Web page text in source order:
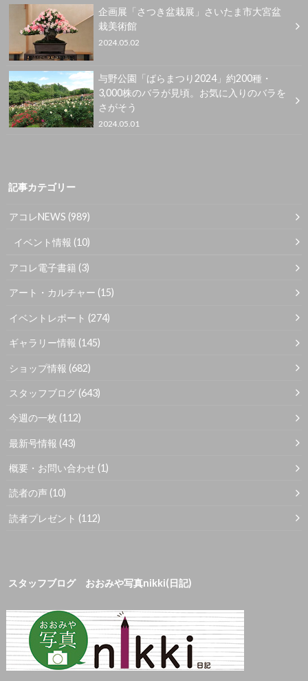
企画展「さつき盆栽展」さいたま市大宮盆
栽美術館
2024.05.02
与野公園「ばらまつり2024」約200種・
3,000株のバラが見頃。お気に入りのバラを
さがそう
2024.05.01
記事カテゴリー
アコレNEWS (989)
イベント情報 (10)
アコレ電子書籍 (3)
アート・カルチャー (15)
イベントレポート (274)
ギャラリー情報 (145)
ショップ情報 (682)
スタッフブログ (643)
今週の一枚 (112)
最新号情報 (43)
概要・お問い合わせ (1)
読者の声 (10)
読者プレゼント (112)
スタッフブログ おおみや写真nikki(日記)